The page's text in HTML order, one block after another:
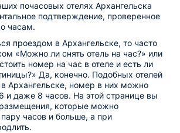
почасовых отелях Архангельска
подтверждение, проверенное
часам.
проездом в Архангельске, то часто
«Можно ли снять отель на час?» или
номер на час в отеле и есть ли
Да, конечно. Подобных отелей
в Архангельске, номер в них можно
и даже 8 часов. На этой странице вы
которые можно
часов и больше, а при